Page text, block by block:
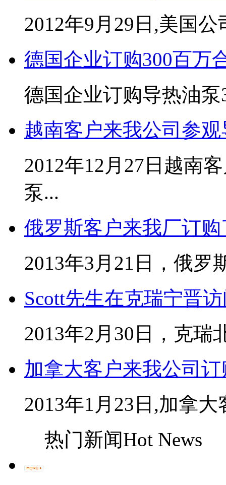
2012年9月29日,美国
德国企业订购300百万
德国企业订购导热油泵
越南客户来我公司参
2012年12月27日越南
泵...
俄罗斯客户来我厂订
2013年3月21日，俄罗
Scott先生在克瑞宁晋
2013年2月30日，克瑞
加拿大客户来我公司
2013年1月23日,加拿
热门新闻Hot News